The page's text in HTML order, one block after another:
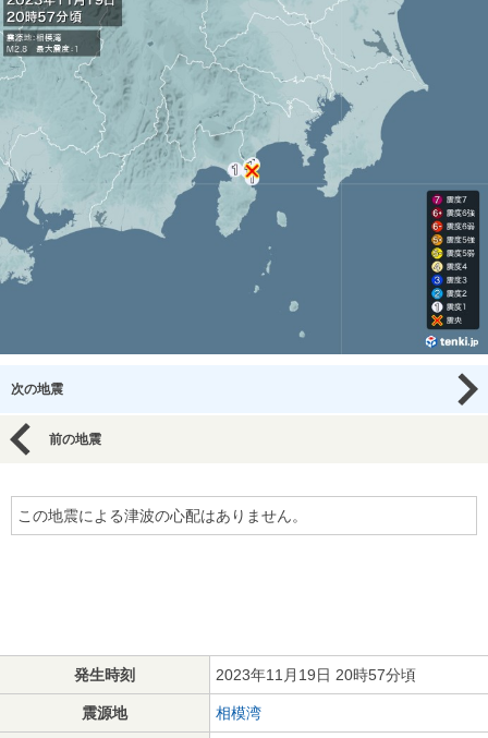
次の地震
前の地震
この地震による津波の心配はありません。
発生時刻 2023年11月19日 20時57分頃
震源地 相模湾